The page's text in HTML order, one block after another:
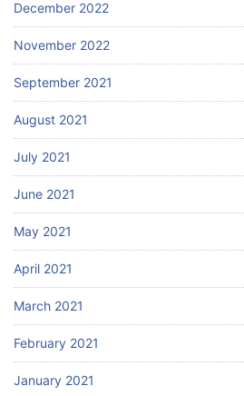
December 2022
November 2022
September 2021
August 2021
July 2021
June 2021
May 2021
April 2021
March 2021
February 2021
January 2021